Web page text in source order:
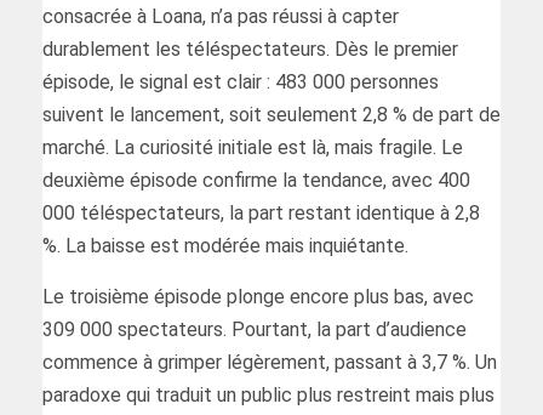
consacrée à Loana, n’a pas réussi à capter
durablement les téléspectateurs. Dès le premier
épisode, le signal est clair : 483 000 personnes
suivent le lancement, soit seulement 2,8 % de part de
marché. La curiosité initiale est là, mais fragile. Le
deuxième épisode confirme la tendance, avec 400
000 téléspectateurs, la part restant identique à 2,8
%. La baisse est modérée mais inquiétante.
Le troisième épisode plonge encore plus bas, avec
309 000 spectateurs. Pourtant, la part d’audience
commence à grimper légèrement, passant à 3,7 %. Un
paradoxe qui traduit un public plus restreint mais plus